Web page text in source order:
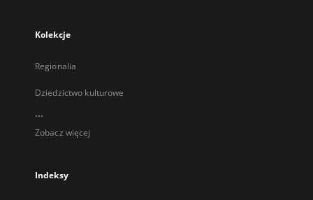
Kolekcje
Regionalia
Dziedzictwo kulturowe
...
Zobacz więcej
Indeksy